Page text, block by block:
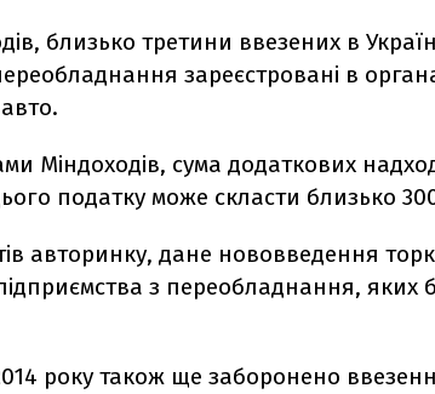
близько третини ввезених в
зареєстровані в
Міндоходів, сума додаткових
податку може скласти близько
авторинку, дане нововведення
з переобладнання, яких
2014 року також ще заборонено